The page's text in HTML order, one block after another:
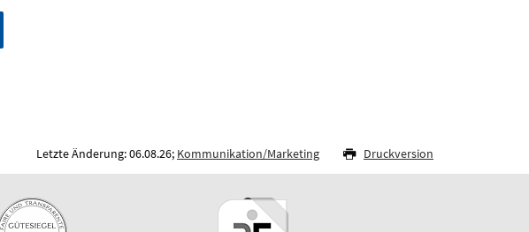
Letzte Änderung: 06.08.26; Kommunikation/Marketing Druckversion